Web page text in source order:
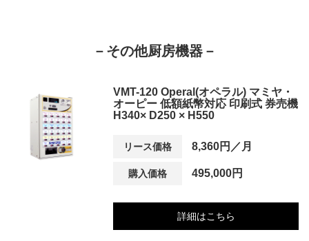
－その他厨房機器－
VMT-120 Operal(オペラル) マミヤ・
オーピー 低額紙幣対応 印刷式 券売機
H340× D250 × H550
リース価格 8,360円／月
購入価格 495,000円
詳細はこちら